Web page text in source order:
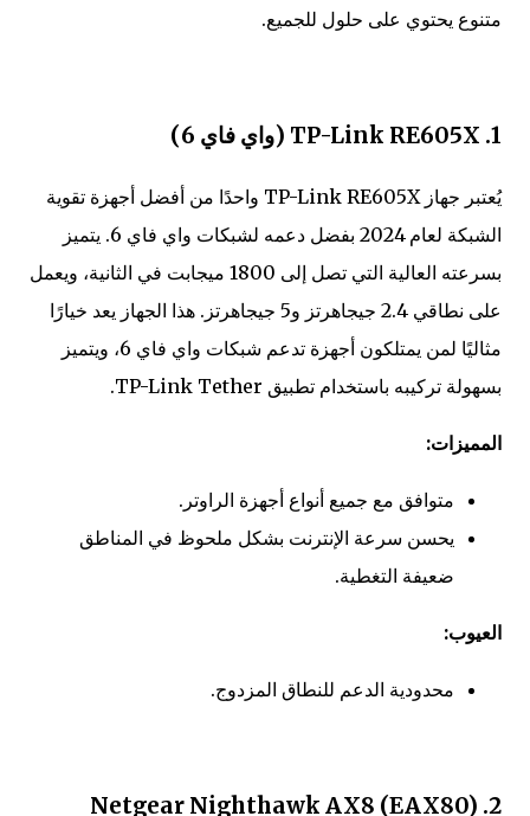
متنوع يحتوي على حلول للجميع.
1. TP-Link RE605X (واي فاي 6)
يُعتبر جهاز TP-Link RE605X واحدًا من أفضل أجهزة تقوية
الشبكة لعام 2024 بفضل دعمه لشبكات واي فاي 6. يتميز
بسرعته العالية التي تصل إلى 1800 ميجابت في الثانية، ويعمل
على نطاقي 2.4 جيجاهرتز و5 جيجاهرتز. هذا الجهاز يعد خيارًا
مثاليًا لمن يمتلكون أجهزة تدعم شبكات واي فاي 6، ويتميز
بسهولة تركيبه باستخدام تطبيق TP-Link Tether.
المميزات:
متوافق مع جميع أنواع أجهزة الراوتر.
يحسن سرعة الإنترنت بشكل ملحوظ في المناطق
ضعيفة التغطية.
العيوب:
محدودية الدعم للنطاق المزدوج​.
2. Netgear Nighthawk AX8 (EAX80)